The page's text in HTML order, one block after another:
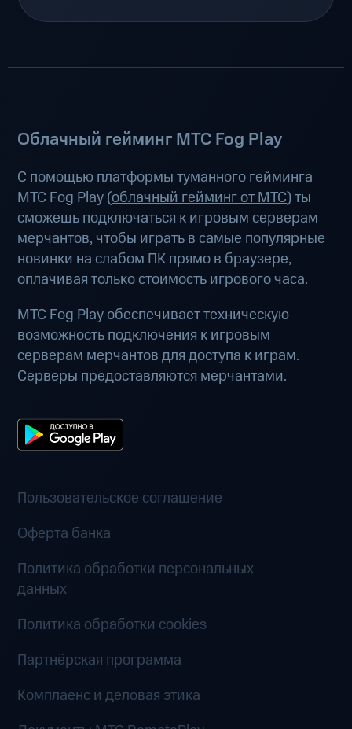
Облачный гейминг МТС Fog Play
С помощью платформы туманного гейминга
МТС Fog Play (облачный гейминг от МТС) ты
сможешь подключаться к игровым серверам
мерчантов, чтобы играть в самые популярные
новинки на слабом ПК прямо в браузере,
оплачивая только стоимость игрового часа.
МТС Fog Play обеспечивает техническую
возможность подключения к игровым
серверам мерчантов для доступа к играм.
Серверы предоставляются мерчантами.
Пользовательское соглашение
Оферта банка
Политика обработки персональных
данных
Политика обработки cookies
Партнёрская программа
Комплаенс и деловая этика